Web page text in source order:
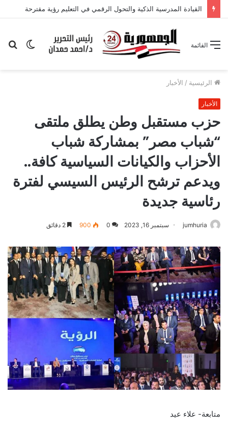
الوضع
القائمة
الرئيسية / الأخبار
الأخبار
حزب مستقبل وطن يطلق ملتقى
“شباب مصر” بمشاركة شباب
الأحزاب والكيانات السياسية كافة..
ويدعم ترشح الرئيس السيسي لفترة
رئاسية جديدة
jumhuria سبتمبر 16, 2023 0
900
متابعة- علاء عيد